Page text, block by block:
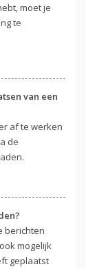
moet je
te
van een
af te werken
de
berichten
mogelijk
geplaatst